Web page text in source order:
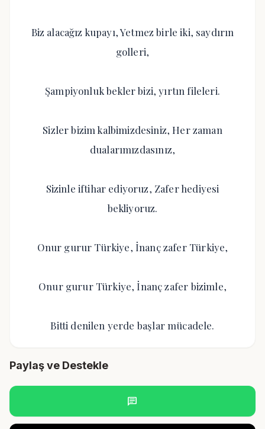
Biz alacağız kupayı, Yetmez birle iki, saydırın
golleri,
Şampiyonluk bekler bizi, yırtın fileleri.
Sizler bizim kalbimizdesiniz, Her zaman
dualarımızdasınız,
Sizinle iftihar ediyoruz, Zafer hediyesi
bekliyoruz.
Onur gurur Türkiye, İnanç zafer Türkiye,
Onur gurur Türkiye, İnanç zafer bizimle,
Bitti denilen yerde başlar mücadele.
Paylaş ve Destekle
chat